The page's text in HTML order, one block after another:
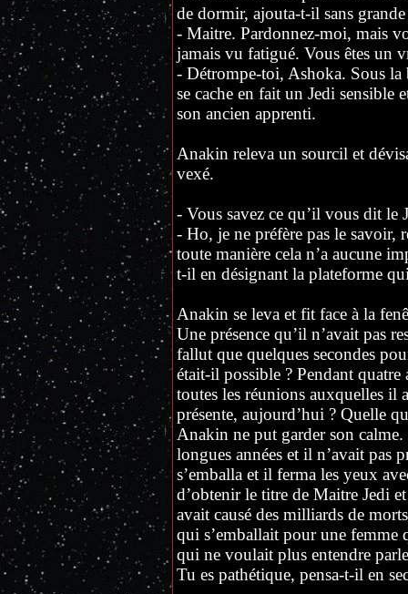
de dormir, ajouta-t-il sans
- Maitre. Pardonnez-moi, mais
jamais vu fatigué. Vous êtes un
- Détrompe-toi, Ashoka. Sous la
se cache en fait un Jedi sensible
son ancien apprenti.
Anakin releva un sourcil et
vexé.
- Vous savez ce qu’il vous dit le
- Ho, je ne préfère pas le savoir,
toute manière cela n’a aucune
t-il en désignant la plateforme
Anakin se leva et fit face à la
Une présence qu’il n’avait pas
fallut que quelques secondes
était-il possible ? Pendant
toutes les réunions auxquelles il
présente, aujourd’hui ? Quelle
Anakin ne put garder son calme.
longues années et il n’avait pas
s’emballa et il ferma les yeux
d’obtenir le titre de Maitre Jedi
avait causé des milliards de
qui s’emballait pour une femme
qui ne voulait plus entendre
Tu es pathétique, pensa-t-il en